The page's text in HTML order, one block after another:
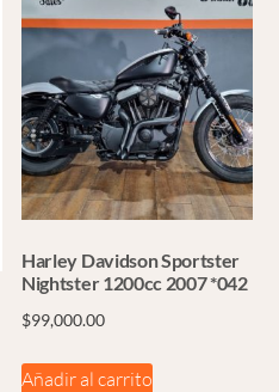
Harley Davidson Sportster
Nightster 1200cc 2007 *042
$99,000.00
Añadir al carrito